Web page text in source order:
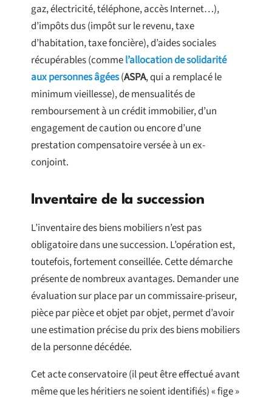
gaz, électricité, téléphone, accès Internet…),
d’impôts dus (impôt sur le revenu, taxe
d’habitation, taxe foncière), d’aides sociales
récupérables (commel’allocation de solidarité
aux personnes âgées(ASPA, qui a remplacé le
minimum vieillesse), de mensualités de
remboursement à un crédit immobilier, d’un
engagement de caution ou encore d’une
prestation compensatoire versée à un ex-
conjoint.
Inventaire de la succession
L’inventaire des biens mobiliers n’est pas
obligatoire dans une succession. L’opération est,
toutefois, fortement conseillée. Cette démarche
présente de nombreux avantages. Demander une
évaluation sur place par un commissaire-priseur,
pièce par pièce et objet par objet, permet d’avoir
une estimation précise du prix des biens mobiliers
de la personne décédée.
Cet acte conservatoire (il peut être effectué avant
même que les héritiers ne soient identifiés) « fige »